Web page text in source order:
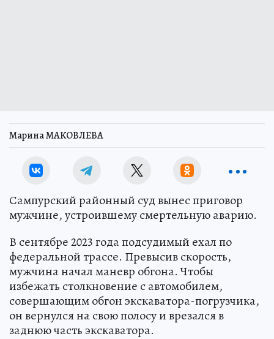
Марина МАКОВЛЕВА
Сампурский районный суд вынес приговор
мужчине, устроившему смертельную аварию.
В сентябре 2023 года подсудимый ехал по
федеральной трассе. Превысив скорость,
мужчина начал маневр обгона. Чтобы
избежать столкновение с автомобилем,
совершающим обгон экскаватора-погрузчика,
он вернулся на свою полосу и врезался в
заднюю часть экскаватора.